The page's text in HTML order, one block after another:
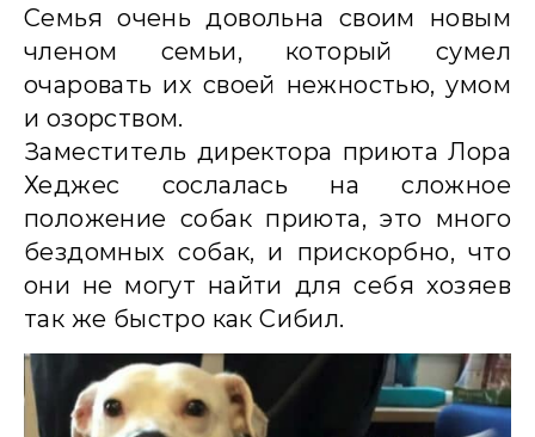
Семья очень довольна своим новым
членом семьи, который сумел
очаровать их своей нежностью, умом
и озорством.
Заместитель директора приюта Лора
Хеджес сослалась на сложное
положение собак приюта, это много
бездомных собак, и прискорбно, что
они не могут найти для себя хозяев
так же быстро как Сибил.